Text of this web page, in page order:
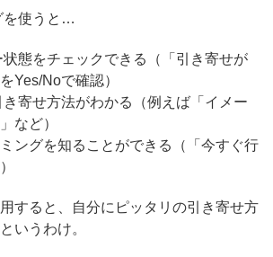
を使うと…
状態をチェックできる（「引き寄せが
Yes/Noで確認）
き寄せ方法がわかる（例えば「イメー
など）
ングを知ることができる（「今すぐ行
すると、自分にピッタリの引き寄せ方
いうわけ。